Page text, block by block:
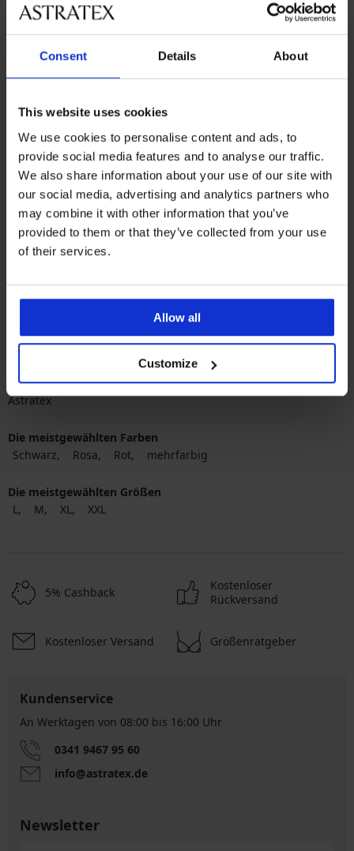
Consent Details About
This website uses cookies
We use cookies to personalise content and ads, to
provide social media features and to analyse our traffic.
We also share information about your use of our site with
our social media, advertising and analytics partners who
may combine it with other information that you’ve
provided to them or that they’ve collected from your use
of their services.
Allow all
Customize
Nachthemd Tora kurz
53,99 €
Verführerisches Satin
Nachthemd Ofelia kurz
44,99 €
Astratex
Dkaren Sp. z o.o. Hunkemöller
Diamond by
Astratex
Die meistgewählten Farben
Schwarz
Rosa Rot mehrfarbig
Die meistgewählten Größen
L
M XL XXL
5% Cashback
Kostenloser
Rückversand
Kostenloser Versand Größenratgeber
Kundenservice
An Werktagen von 08:00 bis 16:00 Uhr
0341 9467 95 60
info@astratex.de
Newsletter